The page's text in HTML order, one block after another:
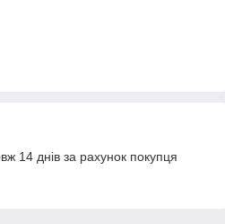
14 днів за рахунок покупця